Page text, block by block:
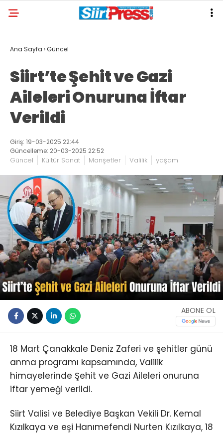
Ana Sayfa ›Güncel
Siirt’te Şehit ve Gazi
Aileleri Onuruna İftar
Verildi
Giriş: 19-03-2025 22:44
Güncelleme: 20-03-2025 22:52
Güncel Kültür Sanat Manşetler Valilik yaşam
ABONE OL
18 Mart Çanakkale Deniz Zaferi ve şehitler günü
anma programı kapsamında, Valilik
himayelerinde Şehit ve Gazi Aileleri onuruna
iftar yemeği verildi.
Siirt Valisi ve Belediye Başkan Vekili Dr. Kemal
Kızılkaya ve eşi Hanımefendi Nurten Kızılkaya, 18